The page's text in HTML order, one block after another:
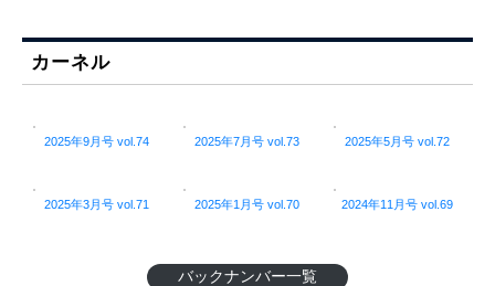
カーネル
2025年9月号 vol.74 2025年7月号 vol.73 2025年5月号 vol.72
2025年3月号 vol.71 2025年1月号 vol.70 2024年11月号 vol.69
バックナンバー一覧